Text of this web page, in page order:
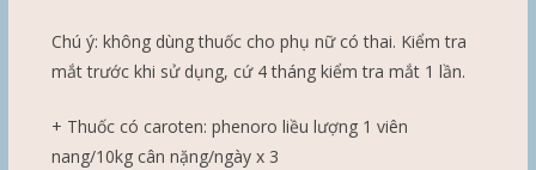
Chú ý: không dùng thuốc cho phụ nữ có thai. Kiểm tra
mắt trước khi sử dụng, cứ 4 tháng kiểm tra mắt 1 lần.
+ Thuốc có caroten: phenoro liều lượng 1 viên
nang/10kg cân nặng/ngày x 3